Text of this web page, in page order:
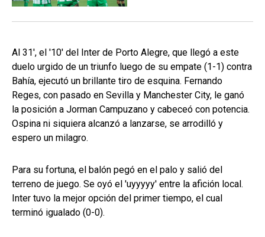
Al 31', el '10' del Inter de Porto Alegre, que llegó a este
duelo urgido de un triunfo luego de su empate (1-1) contra
Bahía, ejecutó un brillante tiro de esquina. Fernando
Reges, con pasado en Sevilla y Manchester City, le ganó
la posición a Jorman Campuzano y cabeceó con potencia.
Ospina ni siquiera alcanzó a lanzarse, se arrodilló y
espero un milagro.
Para su fortuna, el balón pegó en el palo y salió del
terreno de juego. Se oyó el 'uyyyyy' entre la afición local.
Inter tuvo la mejor opción del primer tiempo, el cual
terminó igualado (0-0).